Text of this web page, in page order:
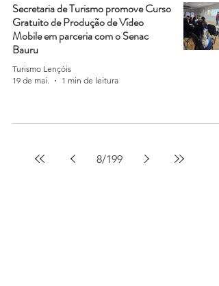
Secretaria de Turismo promove Curso
Gratuito de Produção de Vídeo
Mobile em parceria com o Senac
Bauru
Turismo Lençóis
19 de mai.
1 min de leitura
8/199